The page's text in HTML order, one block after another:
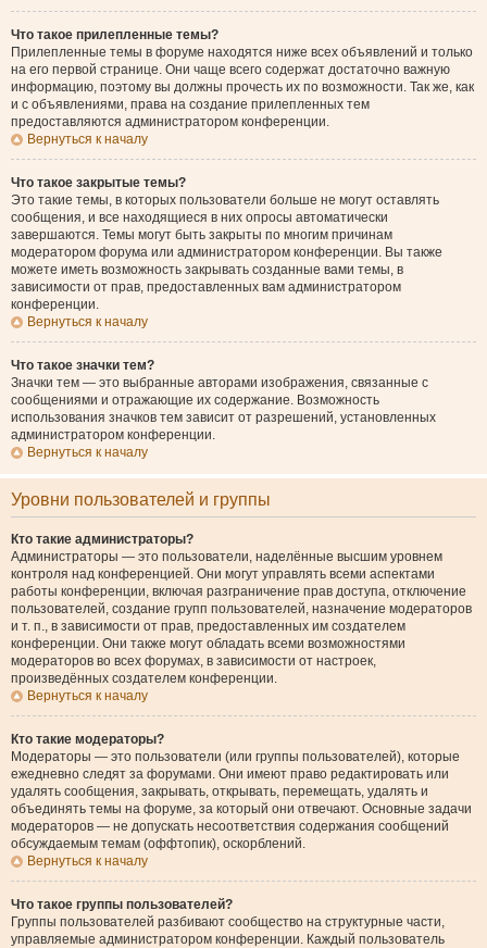
Что такое прилепленные темы?
Прилепленные темы в форуме находятся ниже всех объявлений и только
на его первой странице. Они чаще всего содержат достаточно важную
информацию, поэтому вы должны прочесть их по возможности. Так же, как
и с объявлениями, права на создание прилепленных тем
предоставляются администратором конференции.
Вернуться к началу
Что такое закрытые темы?
Это такие темы, в которых пользователи больше не могут оставлять
сообщения, и все находящиеся в них опросы автоматически
завершаются. Темы могут быть закрыты по многим причинам
модератором форума или администратором конференции. Вы также
можете иметь возможность закрывать созданные вами темы, в
зависимости от прав, предоставленных вам администратором
конференции.
Вернуться к началу
Что такое значки тем?
Значки тем — это выбранные авторами изображения, связанные с
сообщениями и отражающие их содержание. Возможность
использования значков тем зависит от разрешений, установленных
администратором конференции.
Вернуться к началу
Уровни пользователей и группы
Кто такие администраторы?
Администраторы — это пользователи, наделённые высшим уровнем
контроля над конференцией. Они могут управлять всеми аспектами
работы конференции, включая разграничение прав доступа, отключение
пользователей, создание групп пользователей, назначение модераторов
и т. п., в зависимости от прав, предоставленных им создателем
конференции. Они также могут обладать всеми возможностями
модераторов во всех форумах, в зависимости от настроек,
произведённых создателем конференции.
Вернуться к началу
Кто такие модераторы?
Модераторы — это пользователи (или группы пользователей), которые
ежедневно следят за форумами. Они имеют право редактировать или
удалять сообщения, закрывать, открывать, перемещать, удалять и
объединять темы на форуме, за который они отвечают. Основные задачи
модераторов — не допускать несоответствия содержания сообщений
обсуждаемым темам (оффтопик), оскорблений.
Вернуться к началу
Что такое группы пользователей?
Группы пользователей разбивают сообщество на структурные части,
управляемые администратором конференции. Каждый пользователь